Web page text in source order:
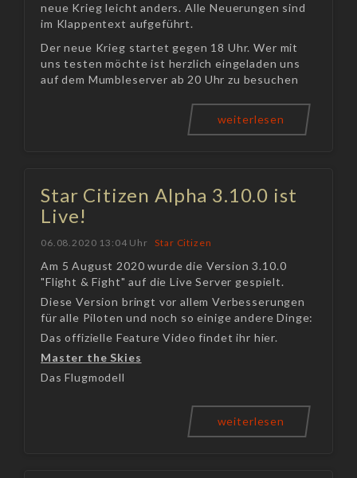
neue Krieg leicht anders. Alle Neuerungen sind
im Klappentext aufgeführt.
Der neue Krieg startet gegen 18 Uhr. Wer mit
uns testen möchte ist herzlich eingeladen uns
auf dem Mumbleserver ab 20 Uhr zu besuchen
weiterlesen
Star Citizen Alpha 3.10.0 ist
Live!
06.08.2020 13:04 Uhr Star Citizen
Am 5 August 2020 wurde die Version 3.10.0
"Flight & Fight" auf die Live Server gespielt.
Diese Version bringt vor allem Verbesserungen
für alle Piloten und noch so einige andere Dinge:
Das offizielle Feature Video findet ihr hier.
Master the Skies
Das Flugmodell
weiterlesen